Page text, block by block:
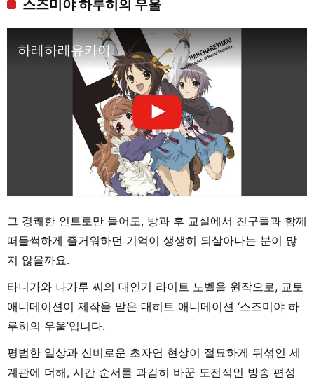
스즈미야 하루히의 우울
하레하레유카이
그 경쾌한 인트로만 들어도, 방과 후 교실에서 친구들과 함께
떠들썩하게 즐거워하던 기억이 생생히 되살아나는 분이 많
지 않을까요.
타니가와 나가루 씨의 대인기 라이트 노벨을 원작으로, 교토
애니메이션이 제작을 맡은 대히트 애니메이션 ‘스즈미야 하
루히의 우울’입니다.
평범한 일상과 신비로운 초자연 현상이 절묘하게 뒤섞인 세
계관에 더해, 시간 순서를 과감히 바꾼 도전적인 방송 편성